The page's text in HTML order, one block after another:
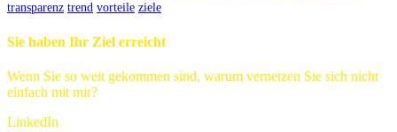
transparenz trend vorteile ziele
Sie haben Ihr Ziel erreicht
Wenn Sie so weit gekommen sind, warum vernetzen Sie sich nicht
einfach mit mir?
LinkedIn